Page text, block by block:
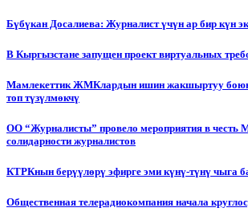
Бүбүкан Досалиева: Журналист үчүн ар бир күн
В Кыргызстане запущен проект виртуальных
Мамлекеттик ЖМКлардын ишин жакшыртуу
топ түзүлмөкчү
ОО “Журналисты” провело мероприятия в честь
солидарности журналистов
КТРКнын берүүлөрү эфирге эми күнү-түнү чыга
Общественная телерадиокомпания начала